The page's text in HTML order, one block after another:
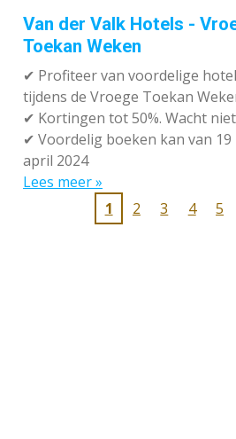
Van der Valk Hotels -
Toekan Weken
✔ Profiteer van voordelige
tijdens de Vroege Toekan
✔ Kortingen tot 50%. Wacht
✔ Voordelig boeken kan van
april 2024
Lees meer »
1
2 3 4 5